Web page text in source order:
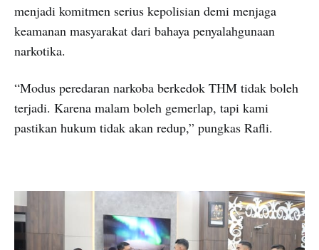
menjadi komitmen serius kepolisian demi menjaga
keamanan masyarakat dari bahaya penyalahgunaan
narkotika.
“Modus peredaran narkoba berkedok THM tidak boleh
terjadi. Karena malam boleh gemerlap, tapi kami
pastikan hukum tidak akan redup,” pungkas Rafli.